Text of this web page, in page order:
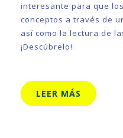
interesante para que
conceptos a través de
así como la lectura de
¡Descúbrelo!
LEER MÁS